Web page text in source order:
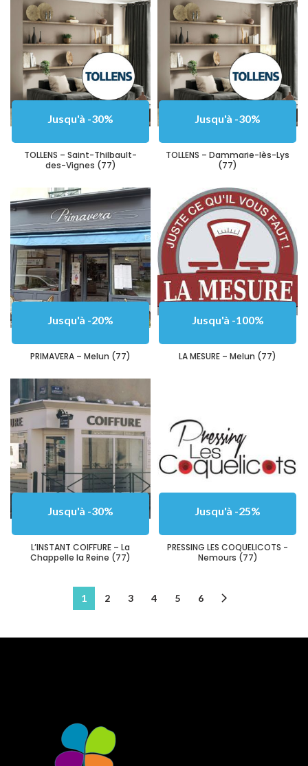
Jusqu'à -30%
TOLLENS – Saint-Thilbault-
des-Vignes (77)
Jusqu'à -30%
TOLLENS – Dammarie-lès-Lys
(77)
Jusqu'à -20%
PRIMAVERA – Melun (77)
Jusqu'à -100%
LA MESURE – Melun (77)
Jusqu'à -30%
L’INSTANT COIFFURE – La
Chappelle la Reine (77)
Jusqu'à -25%
PRESSING LES COQUELICOTS -
Nemours (77)
1 2 3 4 5 6